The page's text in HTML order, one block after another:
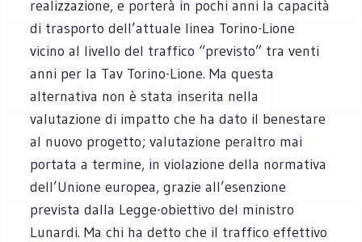
realizzazione, e porterà in pochi anni la capacità
di trasporto dell’attuale linea Torino-Lione
vicino al livello del traffico “previsto” tra venti
anni per la Tav Torino-Lione. Ma questa
alternativa non è stata inserita nella
valutazione di impatto che ha dato il benestare
al nuovo progetto; valutazione peraltro mai
portata a termine, in violazione della normativa
dell’Unione europea, grazie all’esenzione
prevista dalla Legge-obiettivo del ministro
Lunardi. Ma chi ha detto che il traffico effettivo